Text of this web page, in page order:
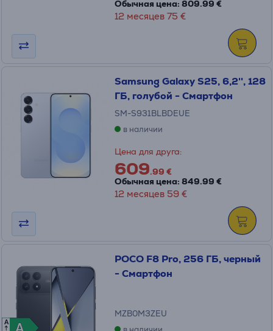
Обычная цена: 809.99 €
12 месяцев 75 €
Samsung Galaxy S25, 6,2'', 128
ГБ, голубой - Смартфон
SM-S931BLBDEUE
в наличии
Цена для друга:
609.99 €
Обычная цена: 849.99 €
12 месяцев 59 €
A
POCO F8 Pro, 256 ГБ, черный
- Смартфон
MZB0M3ZEU